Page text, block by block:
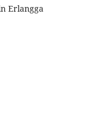
Erlangga